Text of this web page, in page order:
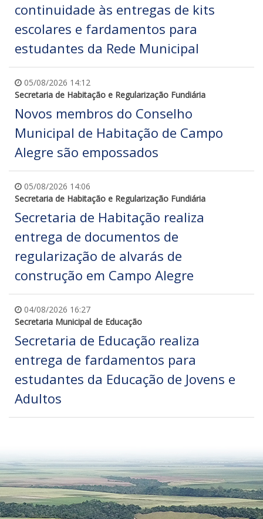
continuidade às entregas de kits
escolares e fardamentos para
estudantes da Rede Municipal
05/08/2026 14:12
Secretaria de Habitação e Regularização Fundiária
Novos membros do Conselho
Municipal de Habitação de Campo
Alegre são empossados
05/08/2026 14:06
Secretaria de Habitação e Regularização Fundiária
Secretaria de Habitação realiza
entrega de documentos de
regularização de alvarás de
construção em Campo Alegre
04/08/2026 16:27
Secretaria Municipal de Educação
Secretaria de Educação realiza
entrega de fardamentos para
estudantes da Educação de Jovens e
Adultos